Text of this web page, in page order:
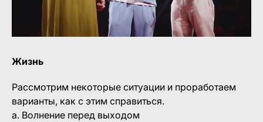
Жизнь
Рассмотрим некоторые ситуации и проработаем
варианты, как с этим справиться.
а. Волнение перед выходом